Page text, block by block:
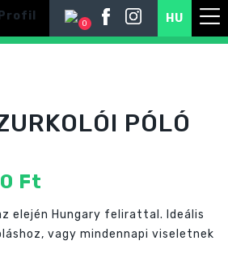
HU
0
PÓLÓ
Ft
Ft
is:
8,990 Ft
elején Hungary felirattal. Ideális
vagy mindennapi viseletnek